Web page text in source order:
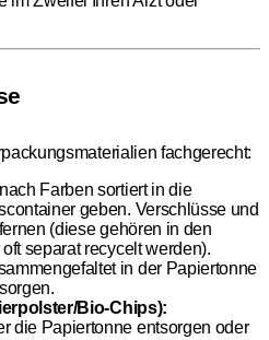
fachgerecht:
Farben sortiert in die
geben. Verschlüsse und
(diese gehören in den
separat recycelt werden).
in der Papiertonne
Bio-Chips):
die Papiertonne entsorgen oder